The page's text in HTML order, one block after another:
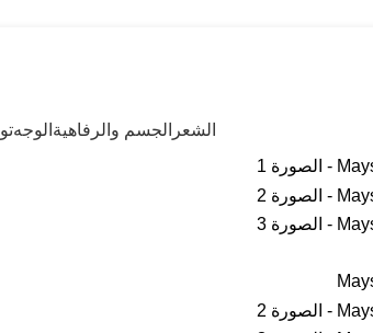
الشعر الجسم والرفاهية الوجه